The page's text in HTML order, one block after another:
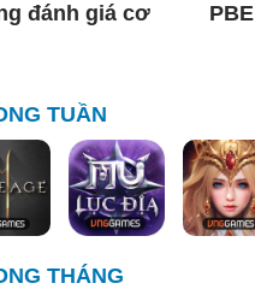
đánh giá cơ
PBE
TUẦN
THÁNG